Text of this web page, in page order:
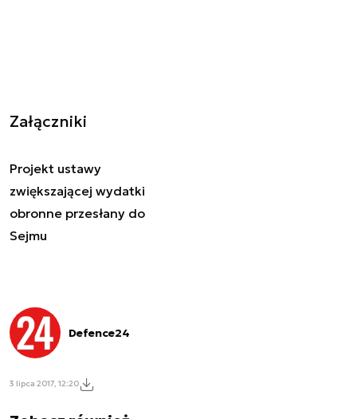
Załączniki
Projekt ustawy
zwiększającej wydatki
obronne przesłany do
Sejmu
Defence24
3 lipca 2017, 12:20